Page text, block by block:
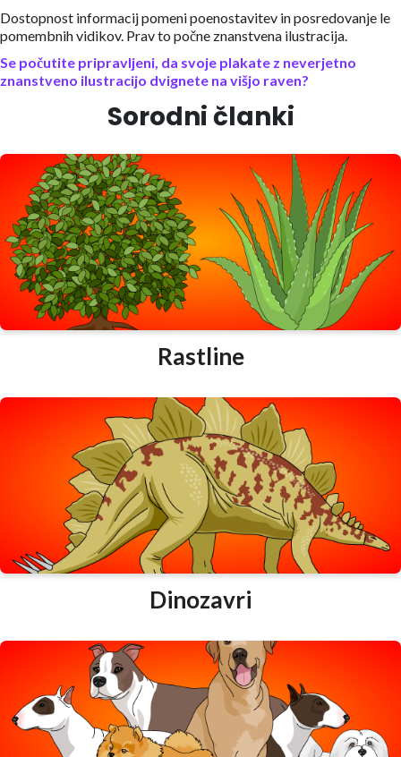
Dostopnost informacij pomeni poenostavitev in posredovanje le
pomembnih vidikov. Prav to počne znanstvena ilustracija.
Se počutite pripravljeni, da svoje plakate z neverjetno
znanstveno ilustracijo dvignete na višjo raven?
Sorodni članki
Rastline
Dinozavri